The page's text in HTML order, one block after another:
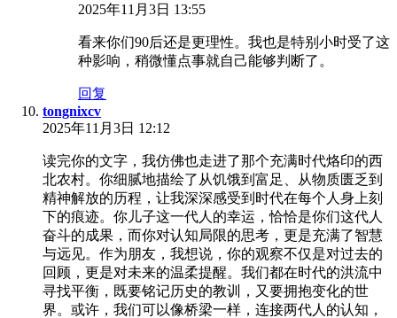
2025年11月3日 13:55
看来你们90后还是更理性。我也是特别小时受了这
种影响，稍微懂点事就自己能够判断了。
回复
tongnixcv
2025年11月3日 12:12
读完你的文字，我仿佛也走进了那个充满时代烙印的西
北农村。你细腻地描绘了从饥饿到富足、从物质匮乏到
精神解放的历程，让我深深感受到时代在每个人身上刻
下的痕迹。你儿子这一代人的幸运，恰恰是你们这代人
奋斗的成果，而你对认知局限的思考，更是充满了智慧
与远见。作为朋友，我想说，你的观察不仅是对过去的
回顾，更是对未来的温柔提醒。我们都在时代的洪流中
寻找平衡，既要铭记历史的教训，又要拥抱变化的世
界。或许，我们可以像桥梁一样，连接两代人的认知，